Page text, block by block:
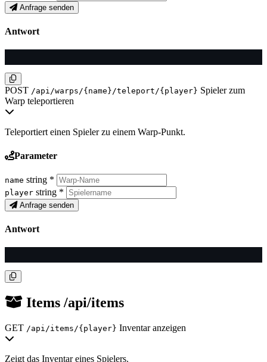
Anfrage senden
Antwort
POST /api/warps/{name}/teleport/{player} Spieler zum
Warp teleportieren
Teleportiert einen Spieler zu einem Warp-Punkt.
Parameter
name string *
player string *
Anfrage senden
Antwort
Items /api/items
GET /api/items/{player} Inventar anzeigen
Zeigt das Inventar eines Spielers.